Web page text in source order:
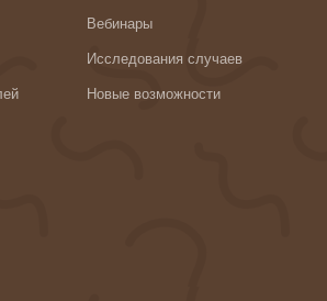
Вебинары
Исследования случаев
Новые возможности